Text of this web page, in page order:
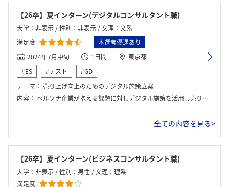
【26卒】夏インターン(デジタルコンサルタント職)
大学：非表示 / 性別：非表示 / 文理：文系
満足度
本選考優遇あり
2024年7月中旬
1日間
東京都
#ES
#テスト
#GD
テーマ： 売り上げ向上のためのデジタル施策立案
内容： ペルソナ企業が抱える課題に対しデジタル施策を活用し売り上げの維持向上を目指す施策を立案するよう求められた。 議論ののち、発表とFB、座談会があり、1日で業務内容や会社、職種、雰囲気といった全てを知ることができるものであった。
全ての内容を見る>
【26卒】夏インターン(ビジネスコンサルタント職)
大学：非表示 / 性別：男性 / 文理：理系
満足度